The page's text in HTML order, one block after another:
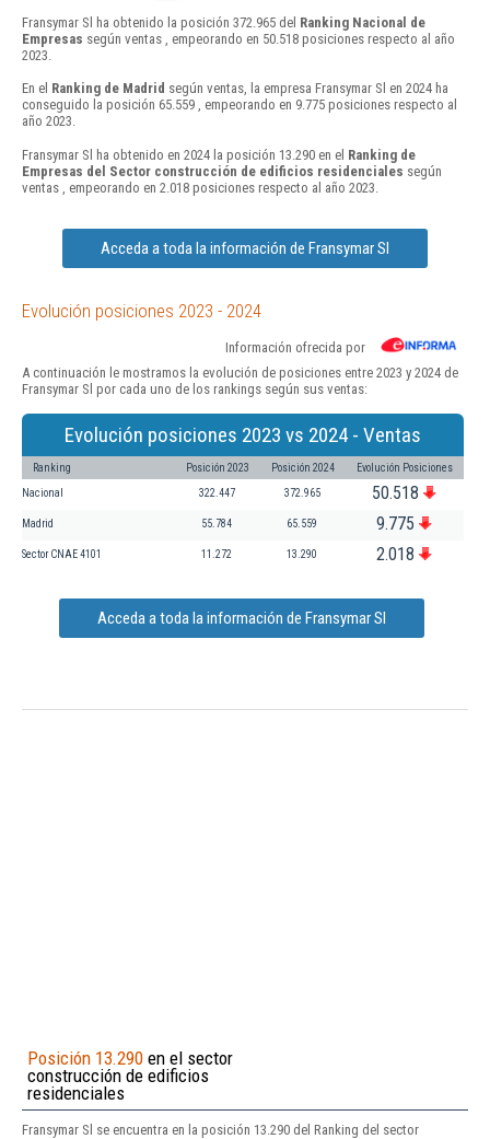
Fransymar Sl ha obtenido la posición 372.965 del Ranking Nacional de
Empresas según ventas , empeorando en 50.518 posiciones respecto al año
2023.
En el Ranking de Madrid según ventas, la empresa Fransymar Sl en 2024 ha
conseguido la posición 65.559 , empeorando en 9.775 posiciones respecto al
año 2023.
Fransymar Sl ha obtenido en 2024 la posición 13.290 en el Ranking de
Empresas del Sector construcción de edificios residenciales según
ventas , empeorando en 2.018 posiciones respecto al año 2023.
Acceda a toda la información de Fransymar Sl
Evolución posiciones 2023 - 2024
Información ofrecida por
A continuación le mostramos la evolución de posiciones entre 2023 y 2024 de
Fransymar Sl por cada uno de los rankings según sus ventas:
Evolución posiciones 2023 vs 2024 - Ventas
Ranking Posición 2023 Posición 2024 Evolución Posiciones
Nacional 322.447 372.965 50.518
Madrid 55.784 65.559 9.775
Sector CNAE 4101 11.272 13.290 2.018
Acceda a toda la información de Fransymar Sl
Posición 13.290 en el sector
construcción de edificios
residenciales
Fransymar Sl se encuentra en la posición 13.290 del Ranking del sector